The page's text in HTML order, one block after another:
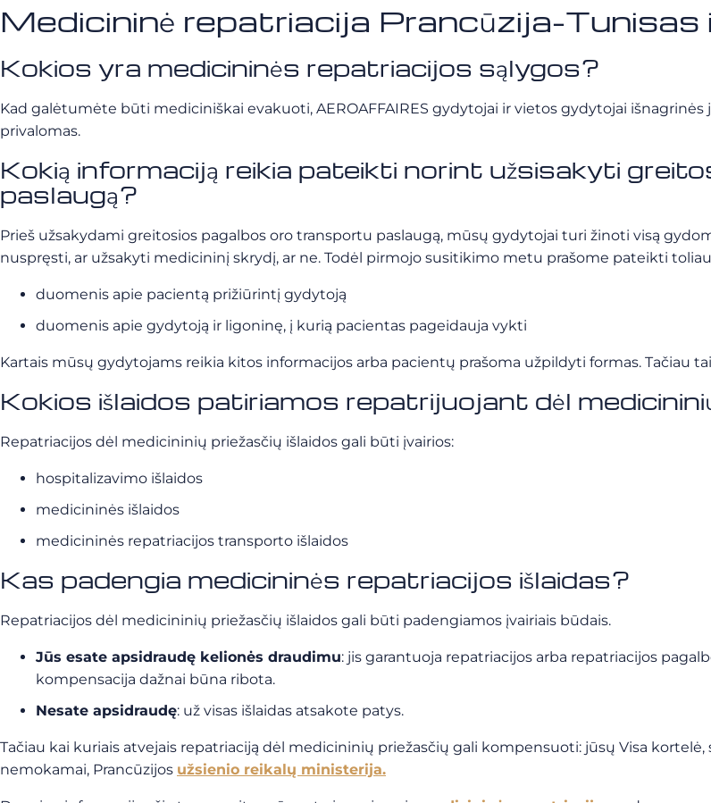
Medicininė repatriacija Prancūzija-Tunisas
Kokios yra medicininės repatriacijos sąlygos?
Kad galėtumėte būti mediciniškai evakuoti, AEROAFFAIRES gydytojai ir vietos gydytojai
privalomas.
Kokią informaciją reikia pateikti norint užsisakyti
paslaugą?
Prieš užsakydami greitosios pagalbos oro transportu paslaugą, mūsų gydytojai turi žinoti visą
nuspręsti, ar užsakyti medicininį skrydį, ar ne. Todėl pirmojo susitikimo metu prašome pateikti
duomenis apie pacientą prižiūrintį gydytoją
duomenis apie gydytoją ir ligoninę, į kurią pacientas pageidauja vykti
Kartais mūsų gydytojams reikia kitos informacijos arba pacientų prašoma užpildyti formas. Tačiau
Kokios išlaidos patiriamos repatrijuojant dėl
Repatriacijos dėl medicininių priežasčių išlaidos gali būti įvairios:
hospitalizavimo išlaidos
medicininės išlaidos
medicininės repatriacijos transporto išlaidos
Kas padengia medicininės repatriacijos išlaidas?
Repatriacijos dėl medicininių priežasčių išlaidos gali būti padengiamos įvairiais būdais.
Jūs esate apsidraudę kelionės draudimu: jis garantuoja repatriacijos arba repatriacijos
kompensacija dažnai būna ribota.
Nesate apsidraudę: už visas išlaidas atsakote patys.
Tačiau kai kuriais atvejais repatriaciją dėl medicininių priežasčių gali kompensuoti: jūsų Visa
nemokamai, Prancūzijos užsienio reikalų ministerija.